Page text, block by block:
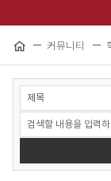
홈
커뮤니티
커
티
학